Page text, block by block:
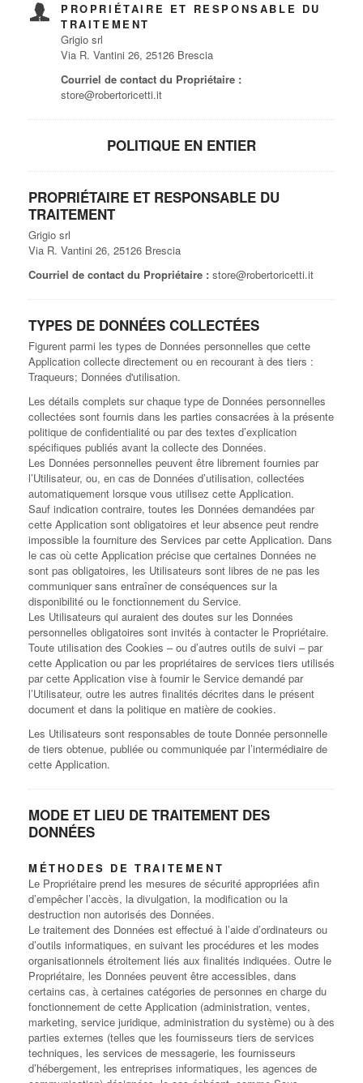
PROPRIÉTAIRE ET RESPONSABLE DU
TRAITEMENT
Grigio srl
Via R. Vantini 26, 25126 Brescia
Courriel de contact du Propriétaire :
store@robertoricetti.it
POLITIQUE EN ENTIER
PROPRIÉTAIRE ET RESPONSABLE DU
TRAITEMENT
Grigio srl
Via R. Vantini 26, 25126 Brescia
Courriel de contact du Propriétaire : store@robertoricetti.it
TYPES DE DONNÉES COLLECTÉES
Figurent parmi les types de Données personnelles que cette
Application collecte directement ou en recourant à des tiers :
Traqueurs; Données d'utilisation.
Les détails complets sur chaque type de Données personnelles
collectées sont fournis dans les parties consacrées à la présente
politique de confidentialité ou par des textes d’explication
spécifiques publiés avant la collecte des Données.
Les Données personnelles peuvent être librement fournies par
l’Utilisateur, ou, en cas de Données d’utilisation, collectées
automatiquement lorsque vous utilisez cette Application.
Sauf indication contraire, toutes les Données demandées par
cette Application sont obligatoires et leur absence peut rendre
impossible la fourniture des Services par cette Application. Dans
le cas où cette Application précise que certaines Données ne
sont pas obligatoires, les Utilisateurs sont libres de ne pas les
communiquer sans entraîner de conséquences sur la
disponibilité ou le fonctionnement du Service.
Les Utilisateurs qui auraient des doutes sur les Données
personnelles obligatoires sont invités à contacter le Propriétaire.
Toute utilisation des Cookies – ou d’autres outils de suivi – par
cette Application ou par les propriétaires de services tiers utilisés
par cette Application vise à fournir le Service demandé par
l’Utilisateur, outre les autres finalités décrites dans le présent
document et dans la politique en matière de cookies.
Les Utilisateurs sont responsables de toute Donnée personnelle
de tiers obtenue, publiée ou communiquée par l’intermédiaire de
cette Application.
MODE ET LIEU DE TRAITEMENT DES
DONNÉES
MÉTHODES DE TRAITEMENT
Le Propriétaire prend les mesures de sécurité appropriées afin
d’empêcher l’accès, la divulgation, la modification ou la
destruction non autorisés des Données.
Le traitement des Données est effectué à l’aide d’ordinateurs ou
d’outils informatiques, en suivant les procédures et les modes
organisationnels étroitement liés aux finalités indiquées. Outre le
Propriétaire, les Données peuvent être accessibles, dans
certains cas, à certaines catégories de personnes en charge du
fonctionnement de cette Application (administration, ventes,
marketing, service juridique, administration du système) ou à des
parties externes (telles que les fournisseurs tiers de services
techniques, les services de messagerie, les fournisseurs
d’hébergement, les entreprises informatiques, les agences de